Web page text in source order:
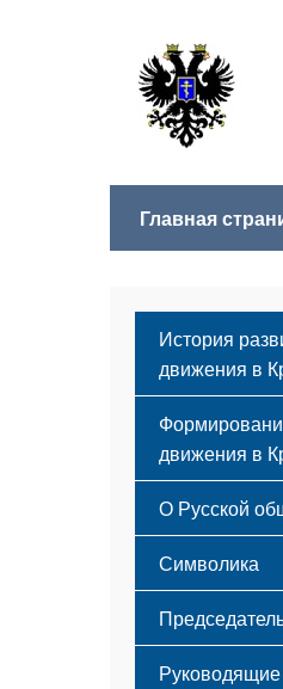
Главная
История
движения в
движения в
Русский
О Русской
Этапы
Принципы
Структура
Мероприятия
Символика
Флаг
Герб
Гимн